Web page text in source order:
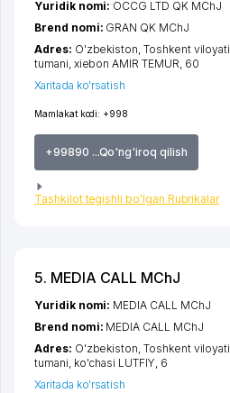
Mamlakat kodi: +998
+99890 ...Qo'ng'iroq qilish
Tashkilot tegishli bo'lgan Rubrikalar
Yuridik nomi: OCCG LTD QK MChJ
Brend nomi: GRAN QK MChJ
Adres: O'zbekiston,Toshkent viloyati
tumani xiеbon AMIR TEMUR , 60
Xaritada ko'rsatish
5. MEDIA CALL MChJ
Yuridik nomi: MEDIA CALL MChJ
Brend nomi: MEDIA CALL MChJ
Adres: O'zbekiston,Toshkent viloyati
tumani, ko'chasi LUTFIY, 6
Xaritada ko'rsatish